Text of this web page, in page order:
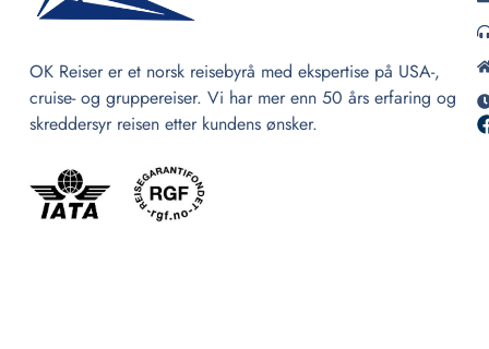
OK Reiser er et norsk reisebyrå med ekspertise på USA-,
cruise- og gruppereiser. Vi har mer enn 50 års erfaring og
skreddersyr reisen etter kundens ønsker.